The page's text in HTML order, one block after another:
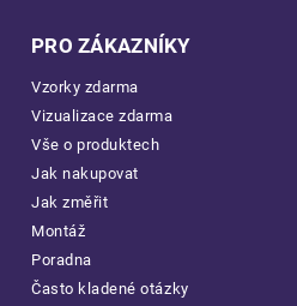
PRO ZÁKAZNÍKY
Vzorky zdarma
Vizualizace zdarma
Vše o produktech
Jak nakupovat
Jak změřit
Montáž
Poradna
Často kladené otázky